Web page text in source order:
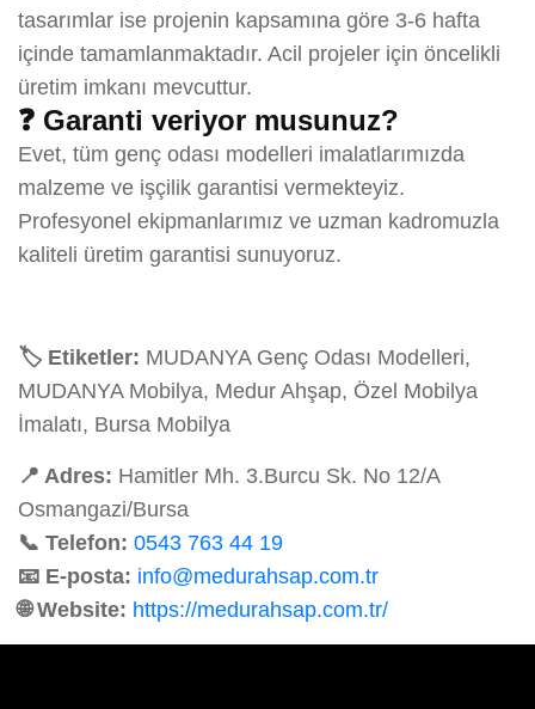
tasarımlar ise projenin kapsamına göre 3-6 hafta
içinde tamamlanmaktadır. Acil projeler için öncelikli
üretim imkanı mevcuttur.
❓ Garanti veriyor musunuz?
Evet, tüm genç odası modelleri imalatlarımızda
malzeme ve işçilik garantisi vermekteyiz.
Profesyonel ekipmanlarımız ve uzman kadromuzla
kaliteli üretim garantisi sunuyoruz.
🏷️ Etiketler: MUDANYA Genç Odası Modelleri,
MUDANYA Mobilya, Medur Ahşap, Özel Mobilya
İmalatı, Bursa Mobilya
📍 Adres: Hamitler Mh. 3.Burcu Sk. No 12/A
Osmangazi/Bursa
📞 Telefon: 0543 763 44 19
📧 E-posta: info@medurahsap.com.tr
🌐 Website: https://medurahsap.com.tr/